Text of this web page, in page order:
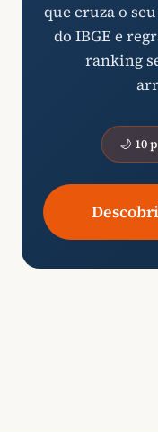
que cruza o
do IBGE e
ranking
🌙 10